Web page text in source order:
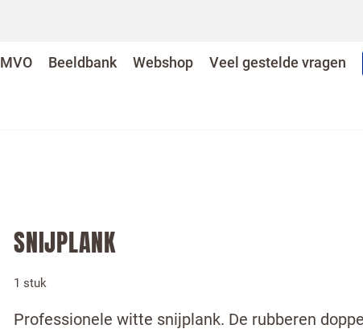
MVO Beeldbank Webshop Veel gestelde vragen
SNIJPLANK
1 stuk
Professionele witte snijplank. De rubberen